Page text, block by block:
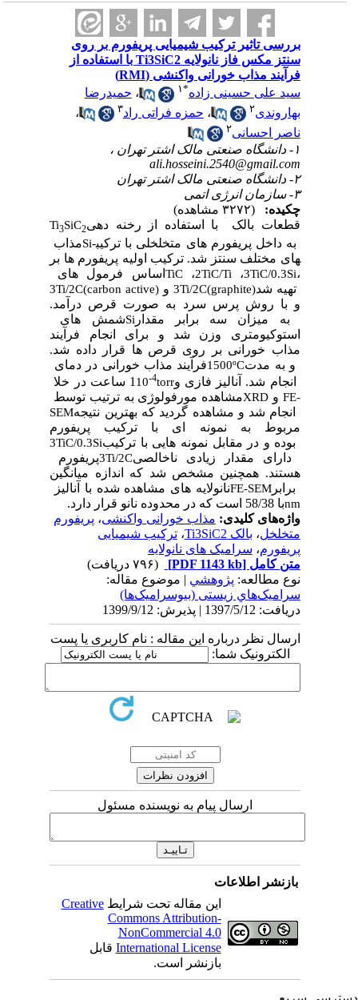
بررسی تاثیر ترکیب شیمیایی پریفورم بر روی
سنتز مکس فاز نانولایه Ti3SiC2 با استفاده از
فرآیند مذاب خورانی واکنشی (RMI)
سید علی حسینی زاده
۱ ،حمیدرضا
بهاروندی
،حمزه فراتی راد ۳
،
ناصر احسانی
ali.hosseini.2540@gmail.com
۲- دانشگاه صنعتی مالک اشتر تهران
۳- سازمان انرژی اتمی
چکیده:
قطعات بالک
Ti3SiC2با استفاده از رخنه­ دهی
مذابSi به داخل پریفورم ­های متخلخلی با ترکیب­
های مختلف سنتز شد. ترکیب اولیه پریفورم­ ها بر
اساس فرمول­ هایTiC ،2TiC/Ti ،3TiC/0.3Si
3Ti/2C(carbon active)و3Ti/2C(graphite)تهیه شد
و با روش پرس سرد به صورت قرص درآمد.
شمش­ هایSi به میزان سه برابر مقدار
استوکیومتری وزن شد و برای انجام فرآیند
مذاب­ خورانی بر روی قرص­ ها قرار داده شد.
فرآیند مذاب­ خورانی در دمای1500ºCو به مدت
1 ساعت در خلا10-4torr انجام شد. آنالیز فازی و
مشاهده مورفولوژی به ترتیب توسطXRDوFE-
SEMانجام شد و مشاهده گردید که بهترین نتیجه
مربوط به نمونه­ ای با ترکیب پریفورم
3TiC/0.3Siبوده و در مقابل نمونه­ هایی با ترکیب
پریفورم3Ti/2Cدارای مقدار زیادی ناخالصی
هستند. همچنین مشخص شد که اندازه میانگین
نانولایه­ های مشاهده شده با آنالیزFE-SEMبرابر
باnm
58/38 است که در محدوده نانو قرار دارد.
واژه‌های کلیدی:مذاب خورانی واکنشی،پریفورم
متخلخل،بالک Ti3SiC2 ،ترکیب شیمیایی
پریفورم ،سرامیک های نانولایه
متن کامل[PDF 1143 kb]
نوع مطالعه:پژوهشي| موضوع مقاله:
سراميک‌هاي زیستی (بیوسرامیک‌ها)
دریافت: 1397/5/12 | پذیرش: 1399/9/12
ارسال نظر درباره این مقاله : نام کاربری یا پست
الکترونیک شما:
ارسال پیام به نویسنده مسئول
بازنشر اطلاعات
این مقاله تحت شرایطCreative
Commons Attribution-
NonCommercial 4.0
International Licenseقابل
بازنشر است.